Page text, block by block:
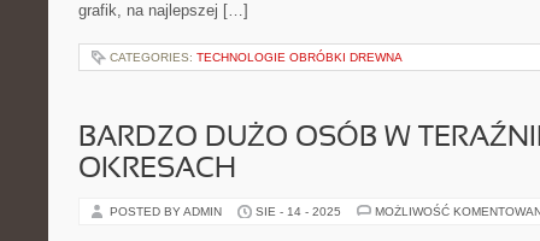
grafik, na najlepszej […]
CATEGORIES: TECHNOLOGIE OBRÓBKI DREWNA
BARDZO DUŻO OSÓB W
OKRESACH
POSTED BY ADMIN SIE - 14 - 2025 MOŻLIWOŚĆ